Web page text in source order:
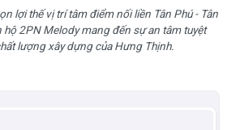
lợi thế vị trí tâm điểm nối liền Tân Phú - Tân
hộ 2PN Melody mang đến sự an tâm tuyệt
lượng xây dựng của Hưng Thịnh.